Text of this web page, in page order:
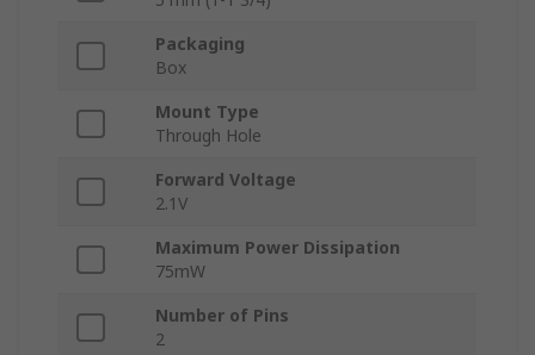
Packaging
Box
Mount Type
Through Hole
Forward Voltage
2.1V
Maximum Power Dissipation
75mW
Number of Pins
2